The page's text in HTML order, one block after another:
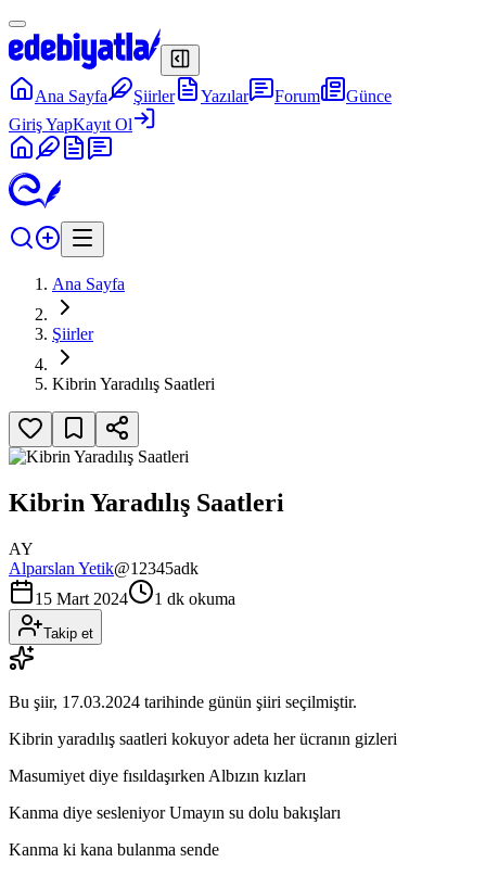
Ana Sayfa Şiirler Yazılar Forum
Günce
Giriş YapKayıt Ol
Ana Sayfa
Şiirler
Kibrin Yaradılış Saatleri
Kibrin Yaradılış Saatleri
AY
Alparslan Yetik@12345adk
15 Mart 2024
1 dk okuma
Takip et
Bu şiir, 17.03.2024 tarihinde günün şiiri seçilmiştir.
Kibrin yaradılış saatleri kokuyor adeta her ücranın gizleri
Masumiyet diye fısıldaşırken Albızın kızları
Kanma diye sesleniyor Umayın su dolu bakışları
Kanma ki kana bulanma sende